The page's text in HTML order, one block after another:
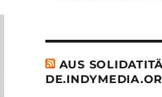
AUS